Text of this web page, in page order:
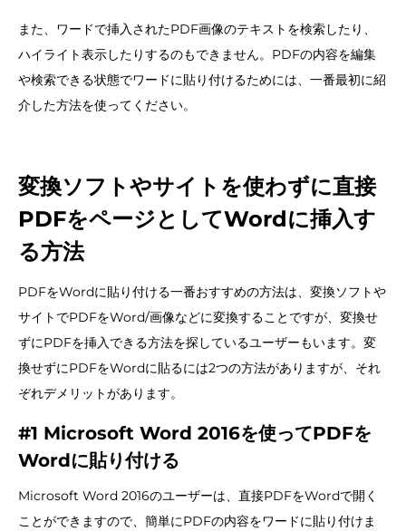
また、ワードで挿入されたPDF画像のテキストを検索したり、
ハイライト表示したりするのもできません。PDFの内容を編集
や検索できる状態でワードに貼り付けるためには、一番最初に紹
介した方法を使ってください。
変換ソフトやサイトを使わずに直接
PDFをページとしてWordに挿入す
る方法
PDFをWordに貼り付ける一番おすすめの方法は、変換ソフトや
サイトでPDFをWord/画像などに変換することですが、変換せ
ずにPDFを挿入できる方法を探しているユーザーもいます。変
換せずにPDFをWordに貼るには2つの方法がありますが、それ
ぞれデメリットがあります。
#1 Microsoft Word 2016を使ってPDFを
Wordに貼り付ける
Microsoft Word 2016のユーザーは、直接PDFをWordで開く
ことができますので、簡単にPDFの内容をワードに貼り付けま